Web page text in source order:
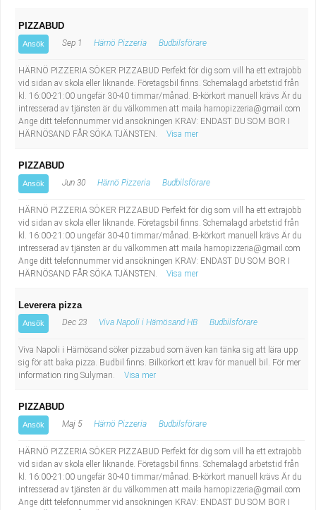
PIZZABUD
Ansök Sep 1 Härnö Pizzeria Budbilsförare
HÄRNÖ PIZZERIA SÖKER PIZZABUD Perfekt för dig som vill ha ett extrajobb
vid sidan av skola eller liknande. Företagsbil finns. Schemalagd arbetstid från
kl. 16:00-21:00 ungefär 30-40 timmar/månad. B-körkort manuell krävs Är du
intresserad av tjänsten är du välkommen att maila harnopizzeria@gmail.com
Ange ditt telefonnummer vid ansökningen KRAV: ENDAST DU SOM BOR I
HÄRNÖSAND FÅR SÖKA TJÄNSTEN.
Visa mer
PIZZABUD
Ansök Jun 30 Härnö Pizzeria Budbilsförare
HÄRNÖ PIZZERIA SÖKER PIZZABUD Perfekt för dig som vill ha ett extrajobb
vid sidan av skola eller liknande. Företagsbil finns. Schemalagd arbetstid från
kl. 16:00-21:00 ungefär 30-40 timmar/månad. B-körkort manuell krävs Är du
intresserad av tjänsten är du välkommen att maila harnopizzeria@gmail.com
Ange ditt telefonnummer vid ansökningen KRAV: ENDAST DU SOM BOR I
HÄRNÖSAND FÅR SÖKA TJÄNSTEN.
Visa mer
Leverera pizza
Ansök Dec 23 Viva Napoli i Härnösand HB Budbilsförare
Viva Napoli i Härnösand söker pizzabud som även kan tänka sig att lära upp
sig för att baka pizza. Budbil finns. Bilkörkort ett krav för manuell bil. För mer
information ring Sulyman.
Visa mer
PIZZABUD
Ansök Maj 5 Härnö Pizzeria Budbilsförare
HÄRNÖ PIZZERIA SÖKER PIZZABUD Perfekt för dig som vill ha ett extrajobb
vid sidan av skola eller liknande. Företagsbil finns. Schemalagd arbetstid från
kl. 16:00-21:00 ungefär 30-40 timmar/månad. B-körkort manuell krävs Är du
intresserad av tjänsten är du välkommen att maila harnopizzeria@gmail.com
Ange ditt telefonnummer vid ansökningen KRAV: ENDAST DU SOM BOR I